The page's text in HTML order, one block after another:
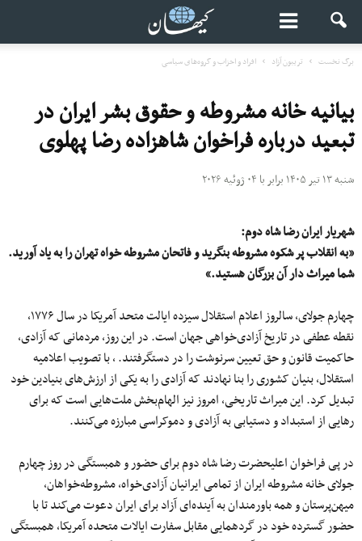
برگ نخست تریبون آزاد افراد و احزاب و گروه‌های سیاسی
بیانیه خانه مشروطه و حقوق بشر ایران در
تبعید درباره فراخوان شاهزاده رضا پهلوی
شنبه ۱۳ تیر ۱۴۰۵ برابر با ۰۴ ژوئیه ۲۰۲۶
شهریار ایران رضا شاه دوم:
«به انقلاب پر شکوه مشروطه بنگرید و فاتحان مشروطه خواه تهران را به یاد آورید.
شما میراث دار آن بزرگان هستید.»
چهارم جولای، سالروز اعلام استقلال سیزده ایالت متحد آمریکا در سال ۱۷۷۶،
نقطه عطفی در تاریخ آزادی‌خواهی جهان است. در این روز، مردمانی که آزادی،
حاکمیت قانون و حق تعیین سرنوشت را در دستگرفتند. ، با تصویب اعلامیه
استقلال، بنیان کشوری را بنا نهادند که آزادی را به یکی از ارزش‌های بنیادین خود
تبدیل کرد. این میراث تاریخی، امروز نیز الهام‌بخش ملت‌هایی است که برای
رهایی از استبداد و دستیابی به آزادی و دموکراسی مبارزه می‌کنند.
در پی فراخوان اعلیحضرت رضا شاه دوم برای حضور و همبستگی در روز چهارم
جولای خانه مشروطه ایران از تمامی ایرانیان آزادی‌خواه، مشروطه‌خواهان،
میهن‌پرستان و همه باورمندان به آینده‌ای آزاد برای ایران دعوت می‌کند تا با
حضور گسترده خود در گردهمایی مقابل سفارت ایالات متحده آمریکا، همبستگی